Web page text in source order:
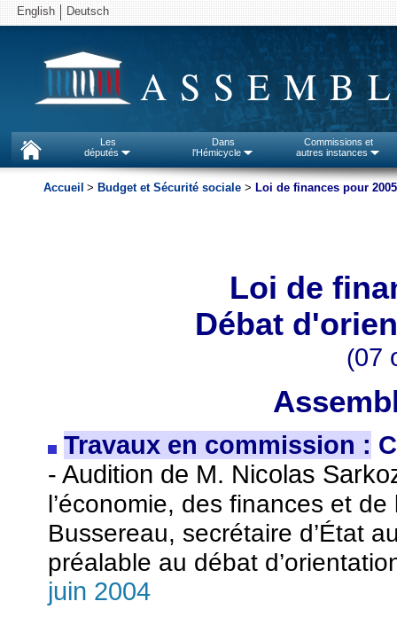
English Deutsch
Les
députés
Dans
l'Hémicycle
Commissions et
autres instances
Accueil > Budget et Sécurité sociale > Loi de finances pour 2005
Loi de
Débat
(07
Travaux en commission :
- Audition de M. Nicolas
l’économie, des finances et
Bussereau, secrétaire d’État
préalable au débat
juin 2004